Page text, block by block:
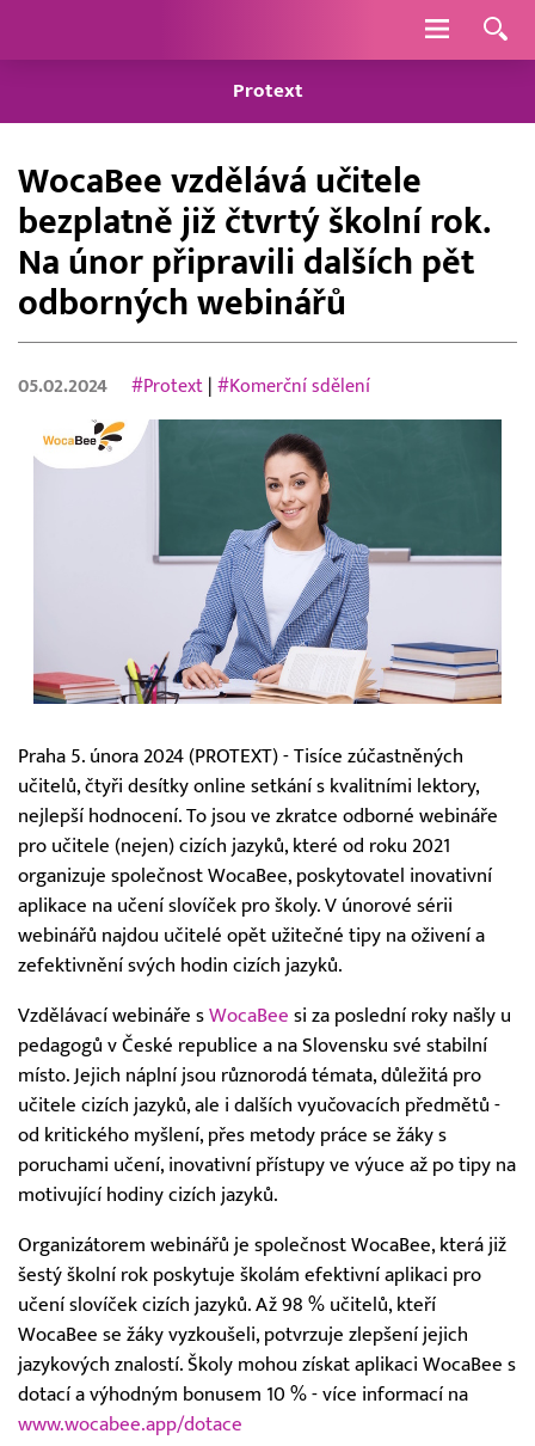
Navigace
Protext
WocaBee vzdělává učitele
bezplatně již čtvrtý školní rok.
Na únor připravili dalších pět
odborných webinářů
05.02.2024 #Protext |#Komerční sdělení
Praha 5. února 2024 (PROTEXT) - Tisíce zúčastněných
učitelů, čtyři desítky online setkání s kvalitními lektory,
nejlepší hodnocení. To jsou ve zkratce odborné webináře
pro učitele (nejen) cizích jazyků, které od roku 2021
organizuje společnost WocaBee, poskytovatel inovativní
aplikace na učení slovíček pro školy. V únorové sérii
webinářů najdou učitelé opět užitečné tipy na oživení a
zefektivnění svých hodin cizích jazyků.
Vzdělávací webináře s WocaBee si za poslední roky našly u
pedagogů v České republice a na Slovensku své stabilní
místo. Jejich náplní jsou různorodá témata, důležitá pro
učitele cizích jazyků, ale i dalších vyučovacích předmětů -
od kritického myšlení, přes metody práce se žáky s
poruchami učení, inovativní přístupy ve výuce až po tipy na
motivující hodiny cizích jazyků.
Organizátorem webinářů je společnost WocaBee, která již
šestý školní rok poskytuje školám efektivní aplikaci pro
učení slovíček cizích jazyků. Až 98 % učitelů, kteří
WocaBee se žáky vyzkoušeli, potvrzuje zlepšení jejich
jazykových znalostí. Školy mohou získat aplikaci WocaBee s
dotací a výhodným bonusem 10 % - více informací na
www.wocabee.app/dotace